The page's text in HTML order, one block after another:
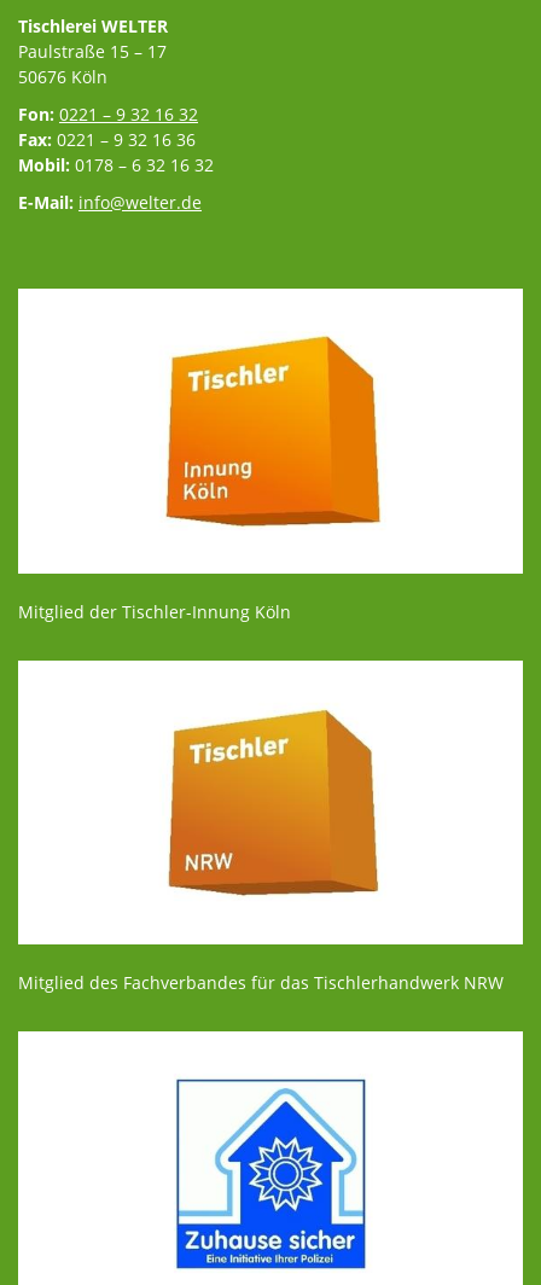
Tischlerei WELTER
Paulstraße 15 – 17
50676 Köln
Fon: 0221 – 9 32 16 32
Fax: 0221 – 9 32 16 36
Mobil: 0178 – 6 32 16 32
E-Mail: info@welter.de
Mitglied der Tischler-Innung Köln
Mitglied des Fachverbandes für das Tischlerhandwerk NRW